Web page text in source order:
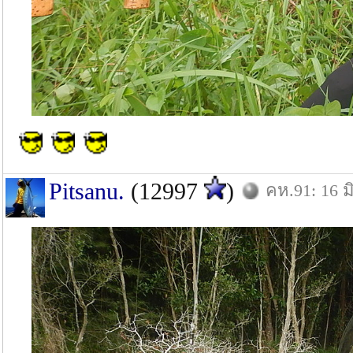
Pitsanu. (12997 ) คห.91: 16